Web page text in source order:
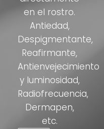
en el rostro.
Antiedad,
Despigmentante,
Reafirmante,
Antienvejecimiento
y luminosidad,
Radiofrecuencia,
Dermapen,
etc.